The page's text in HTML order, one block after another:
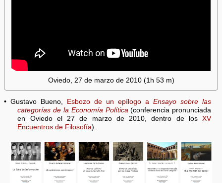
Oviedo, 27 de marzo de 2010 (1h 53 m)
• Gustavo Bueno, Esbozo de un epílogo aEnsayo sobre las
categorías de la Economía Política (conferencia pronunciada
en Oviedo el 27 de marzo de 2010, dentro de losXV
Encuentros de Filosofía).